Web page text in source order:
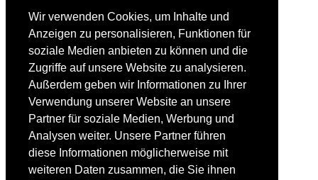
Wir verwenden Cookies, um Inhalte und
Anzeigen zu personalisieren, Funktionen für
soziale Medien anbieten zu können und die
Zugriffe auf unsere Website zu analysieren.
Außerdem geben wir Informationen zu Ihrer
Verwendung unserer Website an unsere
Partner für soziale Medien, Werbung und
Analysen weiter. Unsere Partner führen
diese Informationen möglicherweise mit
weiteren Daten zusammen, die Sie ihnen
FAHRTECHNIK
Fortgeschrittene
Lehrplan
Videoanalyse
SKI
SKITEST
Ski-FAQ
Tipps Ski-Kauf
Ski-Typen
Skishops